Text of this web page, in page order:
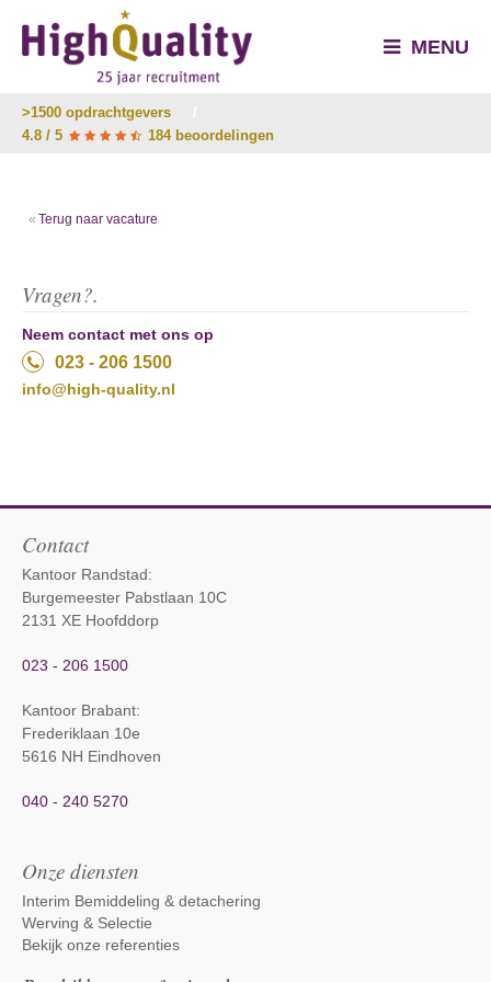
MENU
>1500 opdrachtgevers
4.8 / 5
184 beoordelingen
Terug naar vacature
Vragen?.
Neem contact met ons op
023 - 206 1500
info@high-quality.nl
Contact
Kantoor Randstad:
Burgemeester Pabstlaan 10C
2131 XE Hoofddorp
023 - 206 1500
Kantoor Brabant:
Frederiklaan 10e
5616 NH Eindhoven
040 - 240 5270
Onze diensten
Interim Bemiddeling & detachering
Werving & Selectie
Bekijk onze referenties